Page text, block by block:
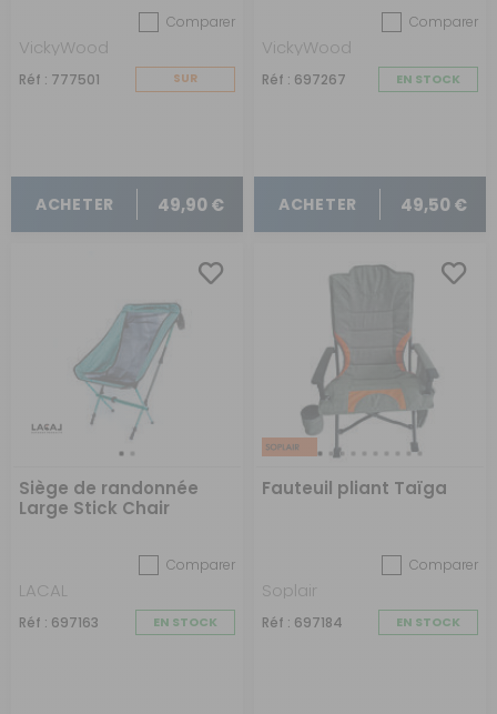
Comparer
VickyWood
Réf : 777501
SUR
ACHETER 49,90 €
Comparer
VickyWood
Réf : 697267 EN STOCK
ACHETER 49,50 €
Siège de randonnée
Large Stick Chair
Comparer
LACAL
Réf : 697163 EN STOCK
Fauteuil pliant Taïga
Comparer
Soplair
Réf : 697184 EN STOCK